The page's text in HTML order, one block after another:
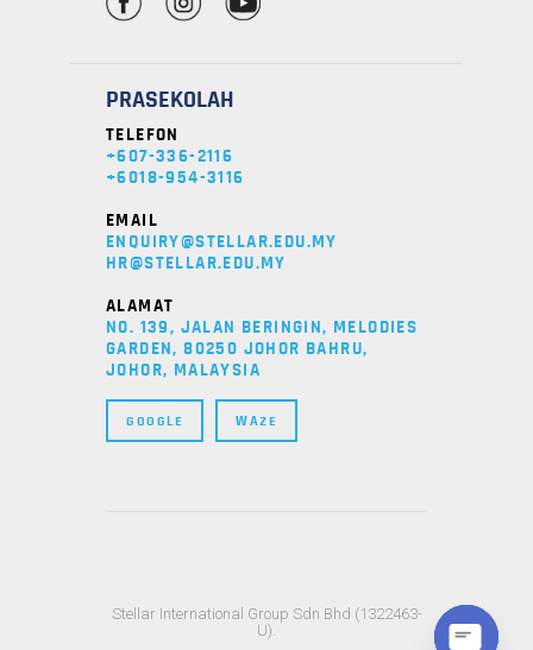
PRASEKOLAH
TELEFON
+607-336-2116
+6018-954-3116
EMAIL
ENQUIRY@STELLAR.EDU.MY
HR@STELLAR.EDU.MY
ALAMAT
NO. 139, JALAN BERINGIN, MELODIES
GARDEN, 80250 JOHOR BAHRU,
JOHOR, MALAYSIA
GOOGLE WAZE
Stellar International Group Sdn Bhd (1322463-
U).